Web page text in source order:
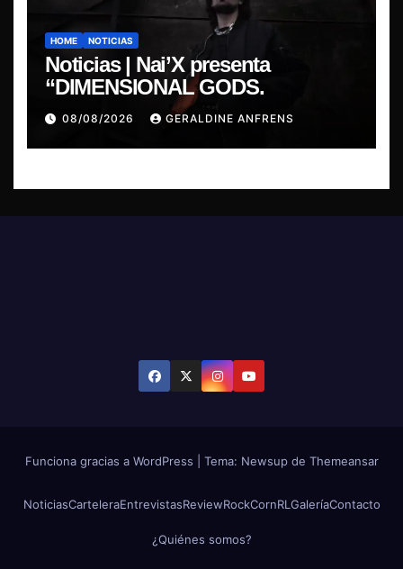
HOME NOTICIAS
Noticias | Nai’X presenta
“DIMENSIONAL GODS.
08/08/2026 GERALDINE ANFRENS
Funciona gracias a WordPress Tema: Newsup de Themeansar
NoticiasCarteleraEntrevistasReviewRockCornRLGaleríaContacto
¿Quiénes somos?